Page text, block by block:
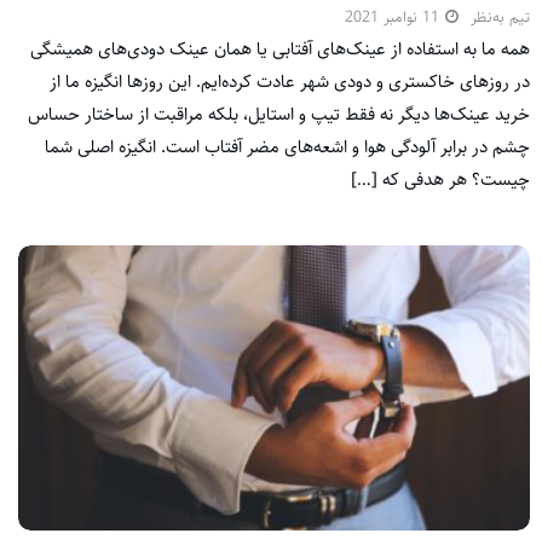
تیم به‌نظر 11 نوامبر 2021
همه ما به استفاده از عینک‌های آفتابی یا همان عینک دودی‌های همیشگی
در روزهای خاکستری و دودی شهر عادت کرده‌ایم. این روزها انگیزه ما از
خرید عینک‌ها دیگر نه فقط تیپ و استایل، بلکه مراقبت از ساختار حساس
چشم در برابر آلودگی‌ هوا و اشعه‌های مضر آفتاب است. انگیزه اصلی شما
چیست؟ هر هدفی که […]